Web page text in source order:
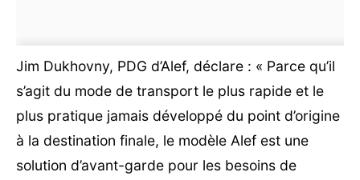
Jim Dukhovny, PDG d’Alef, déclare : « Parce qu’il
s’agit du mode de transport le plus rapide et le
plus pratique jamais développé du point d’origine
à la destination finale, le modèle Alef est une
solution d’avant-garde pour les besoins de